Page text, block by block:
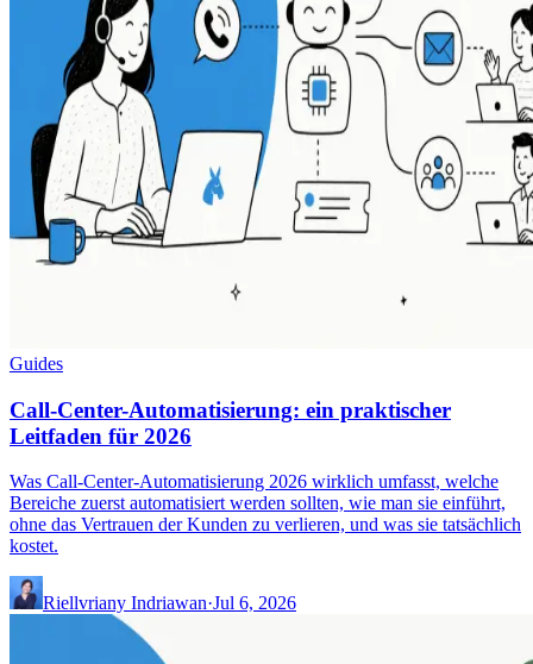
Guides
Call-Center-Automatisierung: ein praktischer
Leitfaden für 2026
Was Call-Center-Automatisierung 2026 wirklich umfasst, welche
Bereiche zuerst automatisiert werden sollten, wie man sie einführt,
ohne das Vertrauen der Kunden zu verlieren, und was sie tatsächlich
kostet.
Riellvriany Indriawan·Jul 6, 2026